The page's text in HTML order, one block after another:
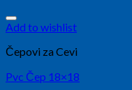
Add to wishlist
Čepovi za Cevi
Pvc Čep 18×18